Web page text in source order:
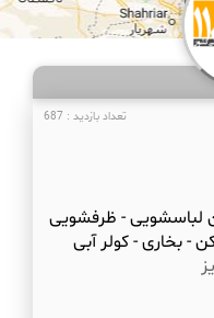
تعداد بازدید : 687
لباسشویی - ظرفشویی
- بخاری - کولر آبی